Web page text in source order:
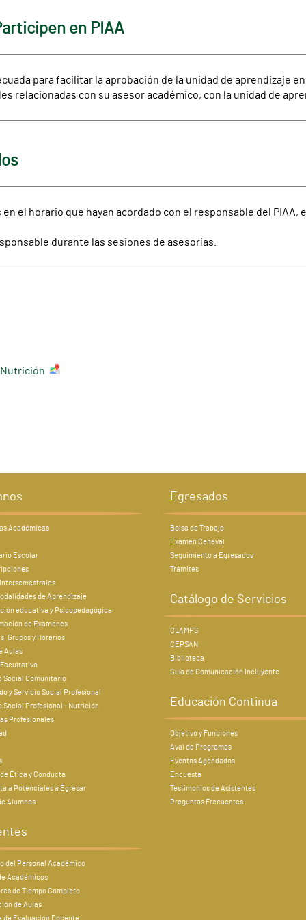
en PIAA
para facilitar la aprobación de la unidad de aprendizaje
relacionadas con su asesor académico, con la unidad de
el horario que hayan acordado con el responsable del PIAA,
durante las sesiones de asesorías.
Nutrición
Académicas
Escolar
de Aprendizaje
educativa y Psicopedagógica
de Exámenes
Grupos y Horarios
Aulas
Facultativo
Social Comunitario
y Servicio Social Profesional
Social Profesional - Nutrición
Profesionales
Ética y Conducta
a Potenciales a Egresar
Alumnos
del Personal Académico
Académicos
de Tiempo Completo
de Aulas
de Evaluación Docente
Egresados
Bolsa de Trabajo
Examen Ceneval
Seguimiento a Egresados
Trámites
Catálogo de Servicios
CLAMPS
CEPSAN
Biblioteca
Guía de Comunicación Incluyente
Educación Continua
Objetivo y Funciones
Aval de Programas
Eventos Agendados
Encuesta
Testimonios de Asistentes
Preguntas Frecuentes